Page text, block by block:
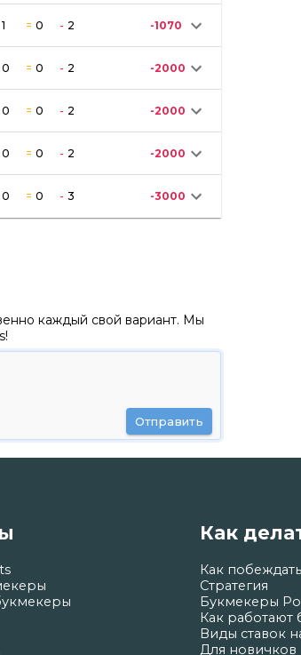
1 = 0 - 2 -1070
0 = 0 - 2 -2000
0 = 0 - 2 -2000
0 = 0 - 2 -2000
0 = 0 - 3 -3000
каждый свой вариант. Мы
Отправить
Как
Как побеждать
Стратегия
Букмекеры
Как
Виды ставок
Для новичков